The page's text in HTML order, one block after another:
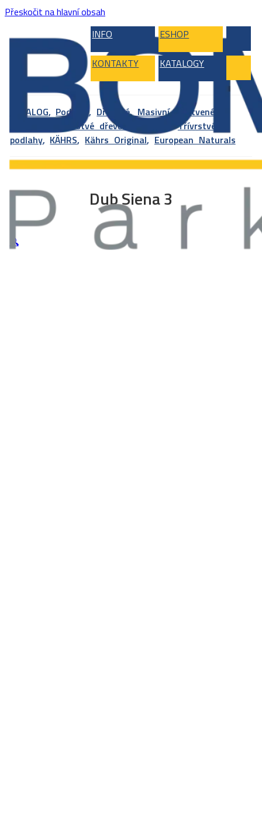
Přeskočit na hlavní obsah
INFO
ESHOP
KONTAKTY KATALOGY
KATALOG, Podlahy, Dřevěné, Masivní, Vrstvené,
Vícevrstvé dřevěné podlahy ,Třívrstvé
podlahy, KÄHRS, Kährs Original, European Naturals
Dub Siena 3
🔍